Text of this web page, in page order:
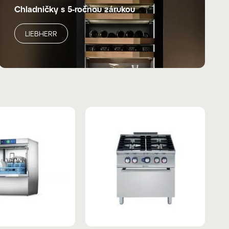
Chladničky s 5-ročnou zárukou
LIEBHERR